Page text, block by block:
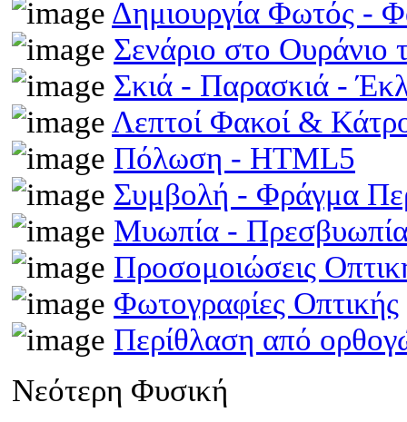
Δημιουργία Φωτός -
Σενάριο στο Ουράνιο
Σκιά - Παρασκιά -
Λεπτοί Φακοί &
Πόλωση - HTML5
Συμβολή - Φράγμα
Μυωπία -
Προσομοιώσεις
Φωτογραφίες Οπτικής
Περίθλαση από
Νεότερη Φυσική